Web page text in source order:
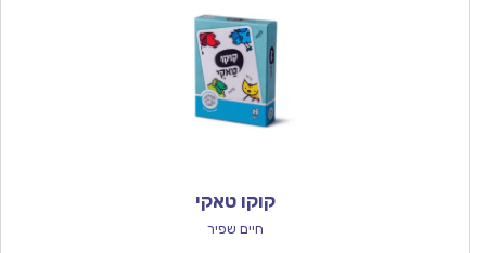
קוקו טאקי
חיים שפיר